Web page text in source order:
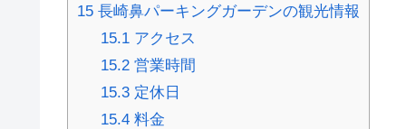
15 長崎鼻パーキングガーデンの観光情報
15.1アクセス
15.2営業時間
15.3定休日
15.4料金